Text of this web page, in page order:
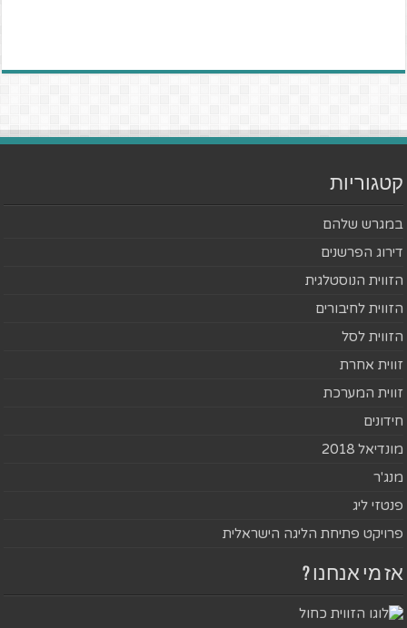
קטגוריות
במגרש שלהם
דירוג הפרשנים
הזווית הנוסטלגית
הזווית לחיבורים
הזווית לסל
זווית אחרת
זווית המערכת
חידונים
מונדיאל 2018
מנג'ר
פנטזי ליג
פרויקט פתיחת הליגה הישראלית
אז מי אנחנו ?